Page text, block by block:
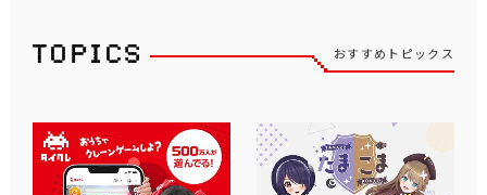
おすすめトピックス